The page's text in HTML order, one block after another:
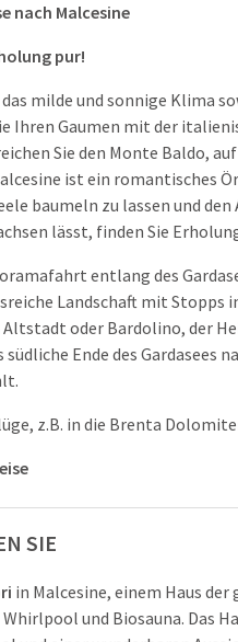
nach Malcesine
pur!
milde und sonnige Klima
Ihren Gaumen mit der
Sie den Monte Baldo,
ist ein romantisches
baumeln zu lassen und
lässt, finden Sie
entlang des
Landschaft mit Stopps
oder Bardolino, der
Ende des Gardasees
z.B. in die Brenta
SIE
in Malcesine, einem Haus
und Biosauna. Das